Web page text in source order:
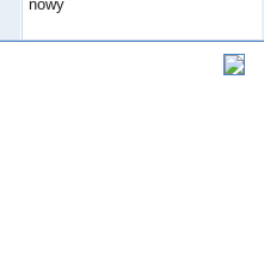
nowy